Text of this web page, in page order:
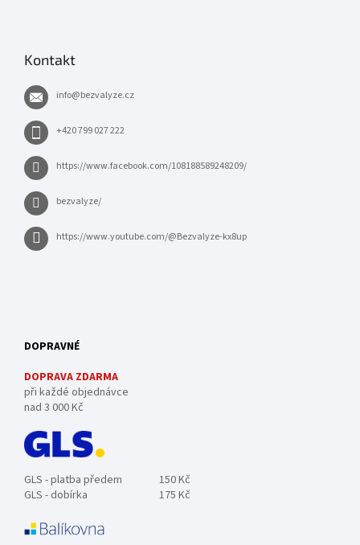
Kontakt
info@bezvalyze.cz
+420 799 027 222
https://www.facebook.com/108188589248209/
bezvalyze/
https://www.youtube.com/@Bezvalyze-kx8up
DOPRAVNÉ
DOPRAVA ZDARMA
při každé objednávce
nad 3 000 Kč
GLS - platba předem
150 Kč
GLS - dobírka
175 Kč